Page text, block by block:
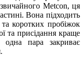
Metcon, ця
Вона підходить
коротких пробіжок
та присідання краще
пара закриває